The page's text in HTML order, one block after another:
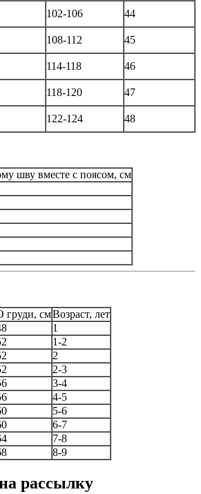
102-106 44
108-112 45
114-118 46
118-120 47
122-124 48
шву вместе с поясом, см
груди, смВозраст, лет
1
1-2
2
2-3
3-4
4-5
5-6
6-7
7-8
8-9
рассылку